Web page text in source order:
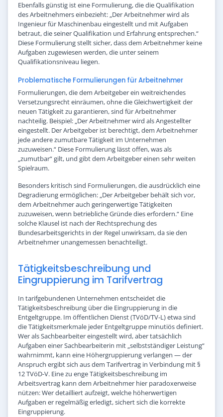
Ebenfalls günstig ist eine Formulierung, die die Qualifikation
des Arbeitnehmers einbezieht: „Der Arbeitnehmer wird als
Ingenieur für Maschinenbau eingestellt und mit Aufgaben
betraut, die seiner Qualifikation und Erfahrung entsprechen.“
Diese Formulierung stellt sicher, dass dem Arbeitnehmer keine
Aufgaben zugewiesen werden, die unter seinem
Qualifikationsniveau liegen.
Problematische Formulierungen für Arbeitnehmer
Formulierungen, die dem Arbeitgeber ein weitreichendes
Versetzungsrecht einräumen, ohne die Gleichwertigkeit der
neuen Tätigkeit zu garantieren, sind für Arbeitnehmer
nachteilig. Beispiel: „Der Arbeitnehmer wird als Angestellter
eingestellt. Der Arbeitgeber ist berechtigt, dem Arbeitnehmer
jede andere zumutbare Tätigkeit im Unternehmen
zuzuweisen.“ Diese Formulierung lässt offen, was als
„zumutbar“ gilt, und gibt dem Arbeitgeber einen sehr weiten
Spielraum.
Besonders kritisch sind Formulierungen, die ausdrücklich eine
Degradierung ermöglichen: „Der Arbeitgeber behält sich vor,
dem Arbeitnehmer auch geringerwertige Tätigkeiten
zuzuweisen, wenn betriebliche Gründe dies erfordern.“ Eine
solche Klausel ist nach der Rechtsprechung des
Bundesarbeitsgerichts in der Regel unwirksam, da sie den
Arbeitnehmer unangemessen benachteiligt.
Tätigkeitsbeschreibung und
Eingruppierung im Tarifvertrag
In tarifgebundenen Unternehmen entscheidet die
Tätigkeitsbeschreibung über die Eingruppierung in die
Entgeltgruppe. Im öffentlichen Dienst (TVöD/TV-L) etwa sind
die Tätigkeitsmerkmale jeder Entgeltgruppe minutiös definiert.
Wer als Sachbearbeiter eingestellt wird, aber tatsächlich
Aufgaben einer Sachbearbeiterin mit „selbstständiger Leistung“
wahrnimmt, kann eine Höhergruppierung verlangen — der
Anspruch ergibt sich aus dem Tarifvertrag in Verbindung mit §
12 TVöD-V. Eine zu enge Tätigkeitsbeschreibung im
Arbeitsvertrag kann dem Arbeitnehmer hier paradoxerweise
nützen: Wer detailliert aufzeigt, welche höherwertigen
Aufgaben er regelmäßig erledigt, sichert sich die korrekte
Eingruppierung.